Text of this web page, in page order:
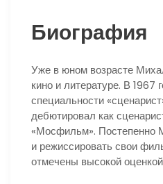
Биография
Уже в юном возрасте
кино и литературе. В 1967
специальности
дебютировал как
«Мосфильм». Постепенно
и режиссировать свои
отмечены высокой